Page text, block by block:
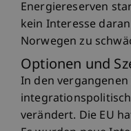
Energiereserven
kein Interesse
Norwegen zu
Optionen und
In den vergangenen
verändert. Die EU